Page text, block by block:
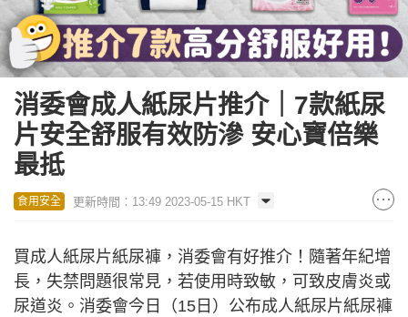
消委會成人紙尿片推介｜7款紙尿
片安全舒服有效防滲 安心寶倍樂
最抵
食用安全 更新時間：13:49 2023-05-15 HKT
買成人紙尿片紙尿褲，消委會有好推介！隨著年紀增
長，失禁問題很常見，若使用時致敏，可致皮膚炎或
尿道炎。消委會今日（15日）公布成人紙尿片紙尿褲